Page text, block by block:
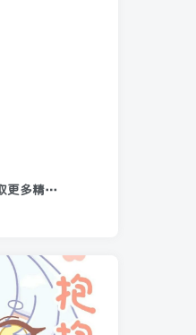
感谢您的来访，获取更多精彩文章请收藏本站。